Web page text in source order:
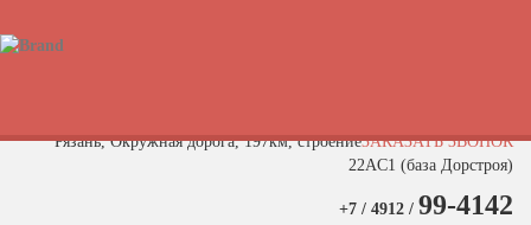
ЗАКАЗАТЬ ЗВОНОК
Рязань, Окружная дорога, 197км, строение
22АC1 (база Дорстроя)
+7 / 4912 / 99-4142